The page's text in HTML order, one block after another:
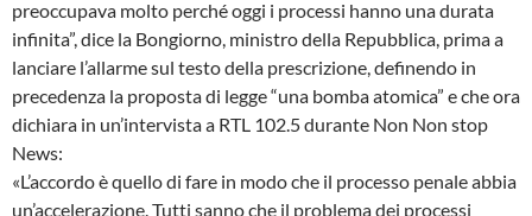
preoccupava molto perché oggi i processi hanno una durata
infinita”, dice la Bongiorno, ministro della Repubblica, prima a
lanciare l’allarme sul testo della prescrizione, definendo in
precedenza la proposta di legge “una bomba atomica” e che ora
dichiara in un’intervista a RTL 102.5 durante Non Non stop
News:
«L’accordo è quello di fare in modo che il processo penale abbia
un’accelerazione. Tutti sanno che il problema dei processi